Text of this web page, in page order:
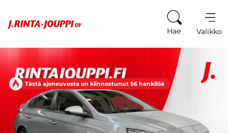
Hae Valikko
Tästä ajoneuvosta on kiinnostunut 56 henkilöä